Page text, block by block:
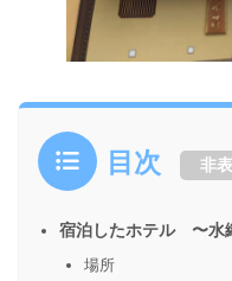
目次 非
宿泊したホテル 〜水
場所